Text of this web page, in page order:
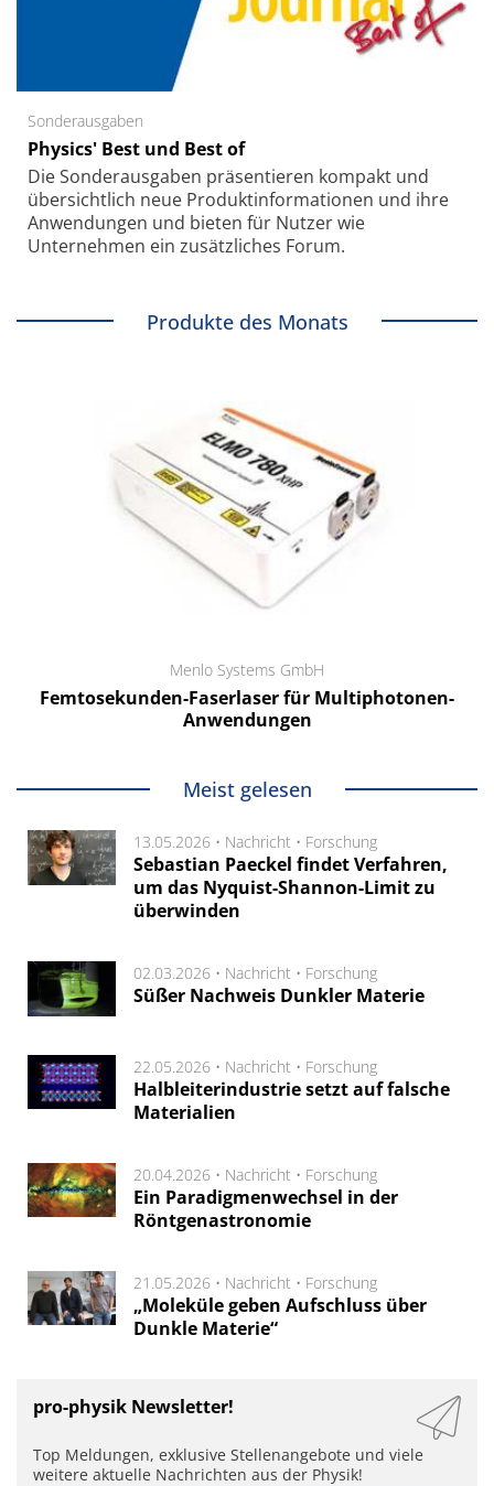
Sonderausgaben
Physics' Best und Best of
Die Sonder­ausgaben präsentieren kompakt und
übersichtlich neue Produkt­informationen und ihre
Anwendungen und bieten für Nutzer wie
Unternehmen ein zusätzliches Forum.
Produkte des Monats
Menlo Systems GmbH
Femtosekunden-Faserlaser für Multiphotonen-
Anwendungen
Meist gelesen
13.05.2026 • Nachricht • Forschung
Sebastian Paeckel findet Verfahren,
um das Nyquist-Shannon-Limit zu
überwinden
02.03.2026 • Nachricht • Forschung
Süßer Nachweis Dunkler Materie
22.05.2026 • Nachricht • Forschung
Halbleiterindustrie setzt auf falsche
Materialien
20.04.2026 • Nachricht • Forschung
Ein Paradigmenwechsel in der
Röntgenastronomie
21.05.2026 • Nachricht • Forschung
„Moleküle geben Aufschluss über
Dunkle Materie“
pro-physik Newsletter!
Top Meldungen, exklusive Stellenangebote und viele
weitere aktuelle Nachrichten aus der Physik!